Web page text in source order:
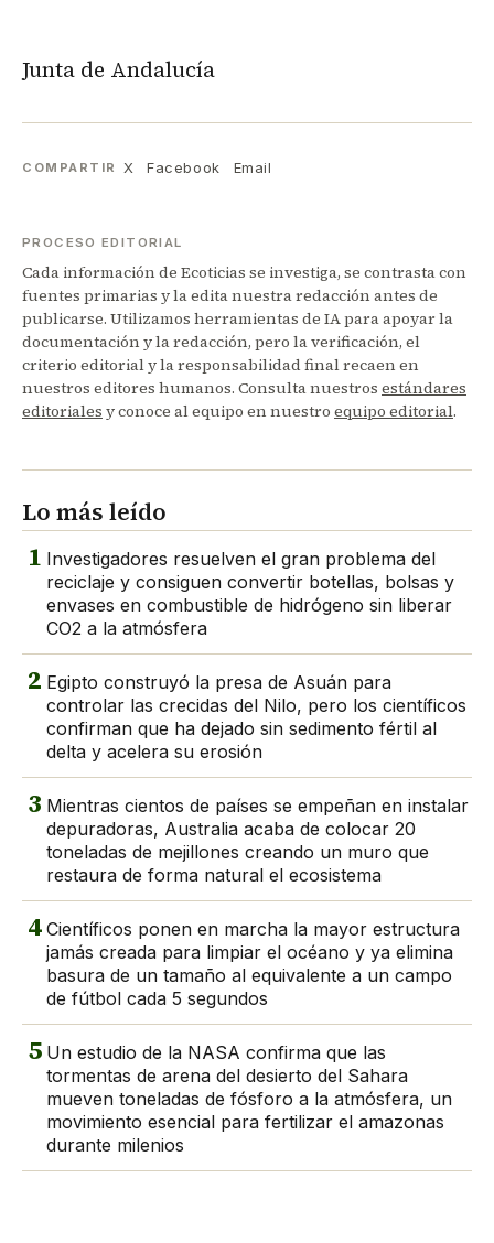
Junta de Andalucía
COMPARTIR X Facebook Email
PROCESO EDITORIAL
Cada información de Ecoticias se investiga, se contrasta con
fuentes primarias y la edita nuestra redacción antes de
publicarse. Utilizamos herramientas de IA para apoyar la
documentación y la redacción, pero la verificación, el
criterio editorial y la responsabilidad final recaen en
nuestros editores humanos. Consulta nuestros estándares
editoriales y conoce al equipo en nuestro equipo editorial.
Lo más leído
1 Investigadores resuelven el gran problema del
reciclaje y consiguen convertir botellas, bolsas y
envases en combustible de hidrógeno sin liberar
CO2 a la atmósfera
2 Egipto construyó la presa de Asuán para
controlar las crecidas del Nilo, pero los científicos
confirman que ha dejado sin sedimento fértil al
delta y acelera su erosión
3 Mientras cientos de países se empeñan en instalar
depuradoras, Australia acaba de colocar 20
toneladas de mejillones creando un muro que
restaura de forma natural el ecosistema
4 Científicos ponen en marcha la mayor estructura
jamás creada para limpiar el océano y ya elimina
basura de un tamaño al equivalente a un campo
de fútbol cada 5 segundos
5 Un estudio de la NASA confirma que las
tormentas de arena del desierto del Sahara
mueven toneladas de fósforo a la atmósfera, un
movimiento esencial para fertilizar el amazonas
durante milenios